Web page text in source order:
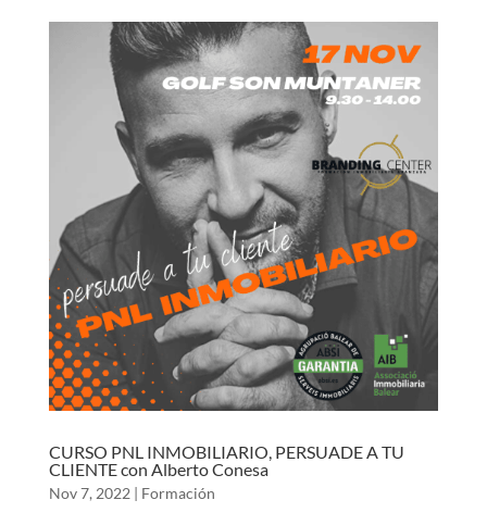
CURSO PNL INMOBILIARIO, PERSUADE A TU
CLIENTE con Alberto Conesa
Nov 7, 2022 | Formación